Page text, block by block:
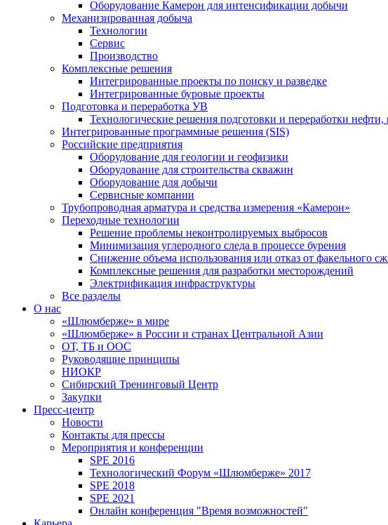
Оборудование Камерон для интенсификации добычи
Механизированная добыча
Технологии
Сервис
Производство
Комплексные решения
Интегрированные проекты по поиску и разведке
Интегрированные буровые проекты
Подготовка и переработка УВ
Технологические решения подготовки и переработки нефти,
Интегрированные программные решения (SIS)
Российские предприятия
Оборудование для геологии и геофизики
Оборудование для строительства скважин
Оборудование для добычи
Сервисные компании
Трубопроводная арматура и средства измерения «Камерон»
Переходные технологии
Решение проблемы неконтролируемых выбросов
Минимизация углеродного следа в процессе бурения
Снижение объема использования или отказ от факельного
Комплексные решения для разработки месторождений
Электрификация инфраструктуры
Все разделы
О нас
«Шлюмберже» в мире
«Шлюмберже» в России и странах Центральной Азии
ОТ, ТБ и ООС
Руководящие принципы
НИОКР
Сибирский Тренинговый Центр
Закупки
Пресс-центр
Новости
Контакты для прессы
Мероприятия и конференции
SPE 2016
Технологический Форум «Шлюмберже» 2017
SPE 2018
SPE 2021
Онлайн конференция "Время возможностей"